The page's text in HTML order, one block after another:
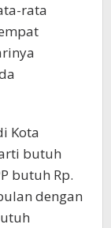
rata
Kota
butuh
butuh Rp.
dengan